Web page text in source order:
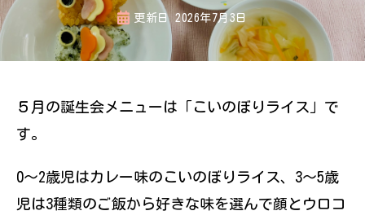
ん私達大人も認
められ、認め合
う喜びを感じな
がら、 人と人
伝えていきたい
更新日2026年7月3日
５月の誕生会メニューは「こいのぼりライス」で
す。
0～2歳児はカレー味のこいのぼりライス、3～5歳
児は3種類のご飯から好きな味を選んで顔とウロコ